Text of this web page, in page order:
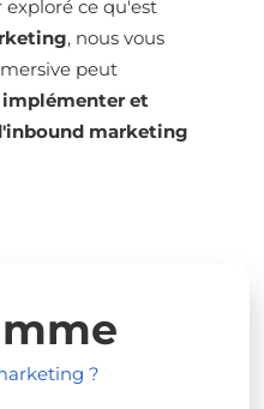
exploré ce qu'est
, nous vous
peut
implémenter et
marketing
?